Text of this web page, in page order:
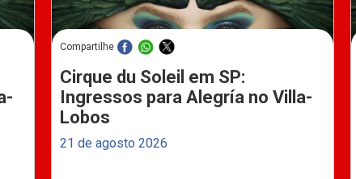
Compartilhe
Cirque du Soleil em SP:
Ingressos para Alegría no Villa-
Lobos
21 de agosto 2026